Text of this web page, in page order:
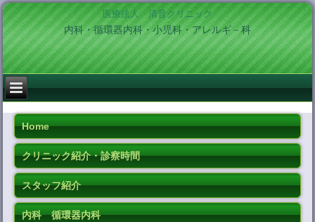
医療法人 清音クリニック
内科・循環器内科・小児科・アレルギ－科
Home
クリニック紹介・診察時間
スタッフ紹介
内科 循環器内科